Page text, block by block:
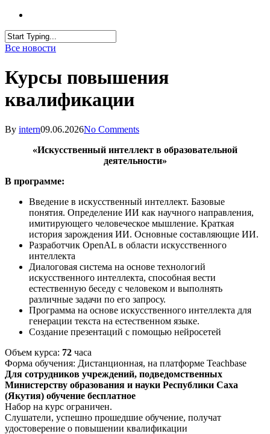
Все новости
Курсы повышения
квалификации
By intern09.06.2026No Comments
«Искусственный интеллект в образовательной
деятельности»
В программе:
Введение в искусственный интеллект. Базовые
понятия. Определение ИИ как научного направления,
имитирующего человеческое мышление. Краткая
история зарождения ИИ. Основные составляющие ИИ.
Разработчик OpenAL в области искусственного
интеллекта
Диалоговая система на основе технологий
искусственного интеллекта, способная вести
естественную беседу с человеком и выполнять
различные задачи по его запросу.
Программа на основе искусственного интеллекта для
генерации текста на естественном языке.
Создание презентаций с помощью нейросетей
Объем курса: 72 часа
Форма обучения: Дистанционная, на платформе Teachbase
Для сотрудников учреждений, подведомственных
Министерству образования и науки Республики Саха
(Якутия) обучение бесплатное
Набор на курс ограничен.
Слушатели, успешно прошедшие обучение, получат
удостоверение о повышении квалификации